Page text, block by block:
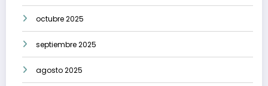
octubre 2025
septiembre 2025
agosto 2025